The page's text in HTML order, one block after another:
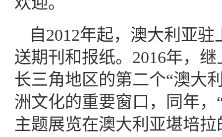
自2012年起，澳大利亚
送期刊和报纸。2016年，
长三角地区的第二个“澳大
洲文化的重要窗口，同年
主题展览在澳大利亚堪培